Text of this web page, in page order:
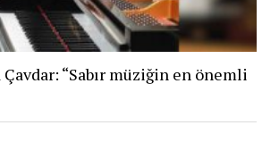
“Sabır müziğin en önemli